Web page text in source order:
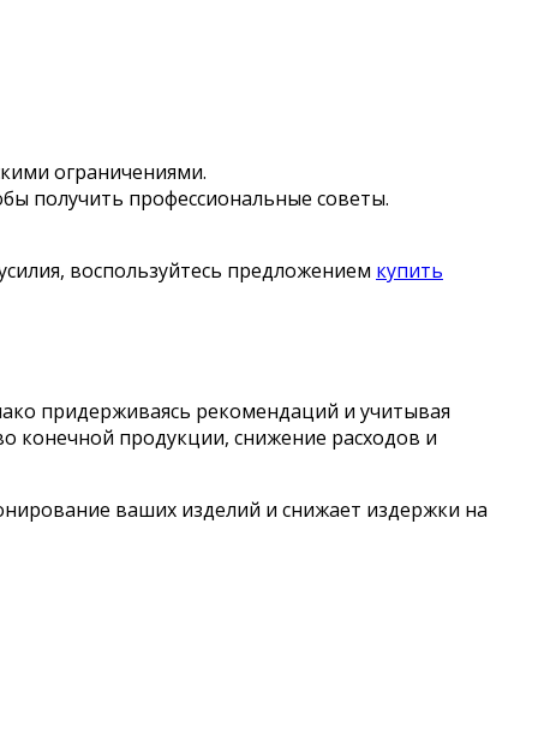
ограничениями.
получить профессиональные советы.
воспользуйтесь предложением купить
придерживаясь рекомендаций и учитывая
конечной продукции, снижение расходов и
ваших изделий и снижает издержки на